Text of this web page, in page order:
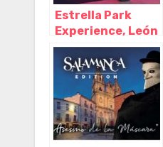
Estrella Park
Experience, León
– Castilla y León